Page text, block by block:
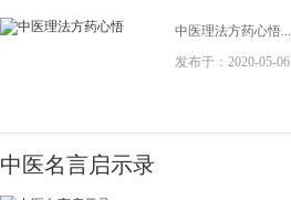
中医理法方药心悟...
发布于：2020-05-06
中医名言启示录